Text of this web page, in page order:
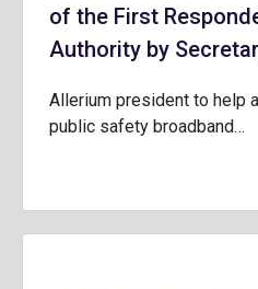
of the First
Authority by
Allerium president to help
public safety broadband…